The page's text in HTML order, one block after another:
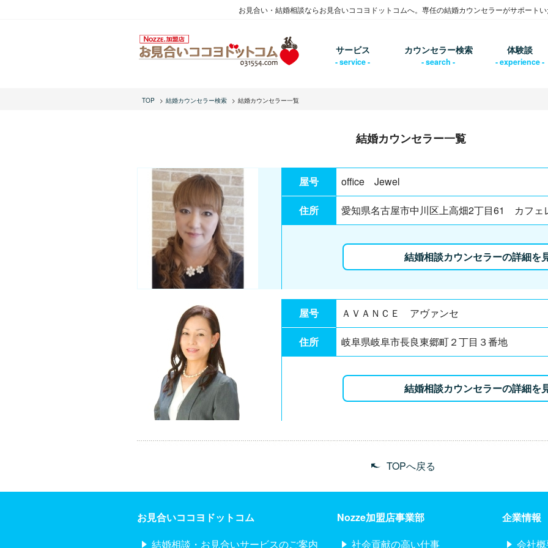
お見合い・結婚相談ならお見合いココヨドットコムへ。専任の結婚カウンセラーがサポート
サービス カウンセラー検索 体験談
TOP 結婚カウンセラー検索 結婚カウンセラー一覧
結婚カウンセラー一覧
屋号 office Jewel
住所 愛知県名古屋市中川区上高畑2丁目61 カフェ
結婚相談カウンセラーの詳細を
屋号 ＡＶＡＮＣＥ アヴァンセ
住所 岐阜県岐阜市長良東郷町２丁目３番地
結婚相談カウンセラーの詳細を
TOPへ戻る
お見合いココヨドットコム
結婚相談・お見合いサービスのご案内
Nozze加盟店事業部
社会貢献の高い仕事
企業情報
会社